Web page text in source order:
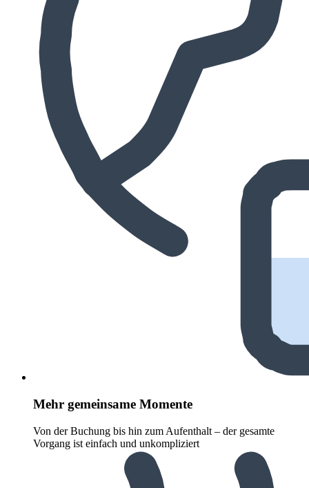
Mehr gemeinsame Momente
Von der Buchung bis hin zum Aufenthalt – der gesamte
Vorgang ist einfach und unkompliziert